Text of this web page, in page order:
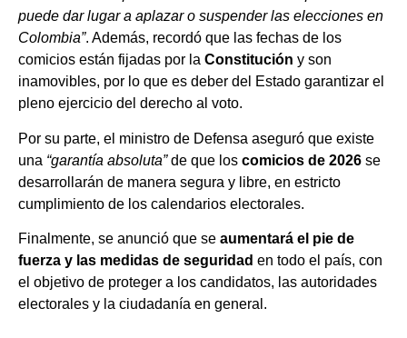
puede dar lugar a aplazar o suspender las elecciones en
Colombia”. Además, recordó que las fechas de los
comicios están fijadas por la Constitución y son
inamovibles, por lo que es deber del Estado garantizar el
pleno ejercicio del derecho al voto.
Por su parte, el ministro de Defensa aseguró que existe
una “garantía absoluta”de que los comicios de 2026 se
desarrollarán de manera segura y libre, en estricto
cumplimiento de los calendarios electorales.
Finalmente, se anunció que se aumentará el pie de
fuerza y las medidas de seguridad en todo el país, con
el objetivo de proteger a los candidatos, las autoridades
electorales y la ciudadanía en general.